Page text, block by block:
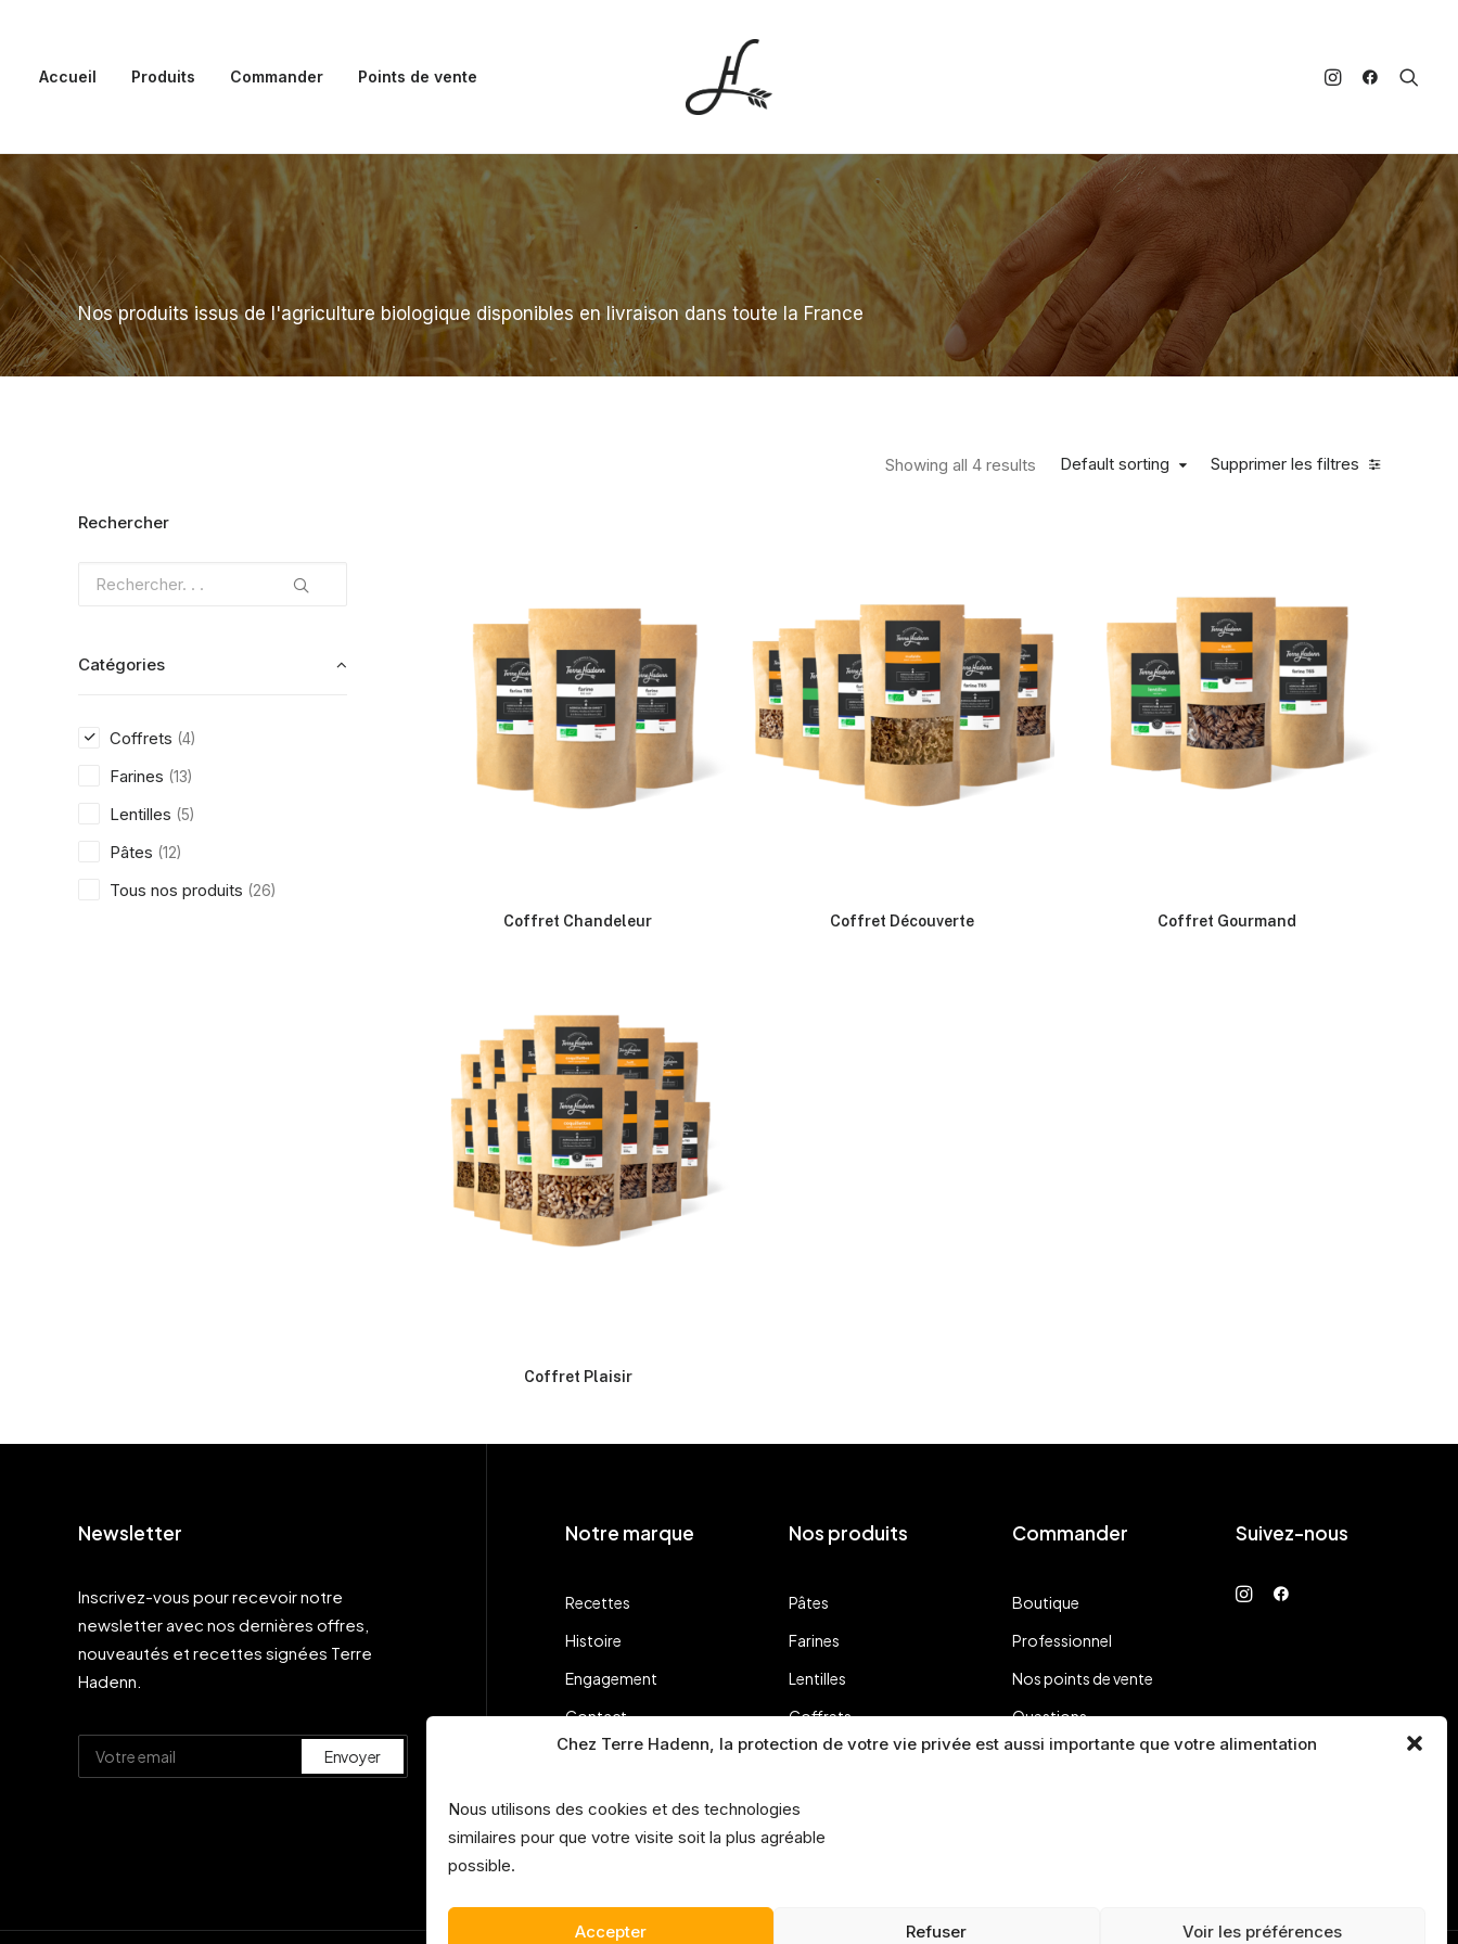
Chez Terre Hadenn, la protection de votre vie privée est aussi importante que votre alimentation
Nous utilisons des cookies et des technologies
similaires pour que votre visite soit la plus agréable
possible.
Accepter Refuser Voir les préférences
Accueil Produits Commander Points de vente
Nos produits issus de l'agriculture biologique disponibles en livraison dans toute la France
Supprimer les filtres
Default sorting
Showing all 4 results
Rechercher
Catégories
Coffrets (4)
Farines (13)
Lentilles (5)
Pâtes (12)
Tous nos produits (26)
Coffret Chandeleur
Coffret Découverte Coffret Gourmand
Coffret Plaisir
Newsletter
Inscrivez-vous pour recevoir notre
newsletter avec nos dernières offres,
nouveautés et recettes signées Terre
Hadenn.
Notre marque
Recettes
Histoire
Engagement
Contact
Nos produits
Pâtes
Farines
Lentilles
Coffrets
Tous nos produits
Commander
Boutique
Professionnel
Nos points de vente
Questions
Suivez-nous